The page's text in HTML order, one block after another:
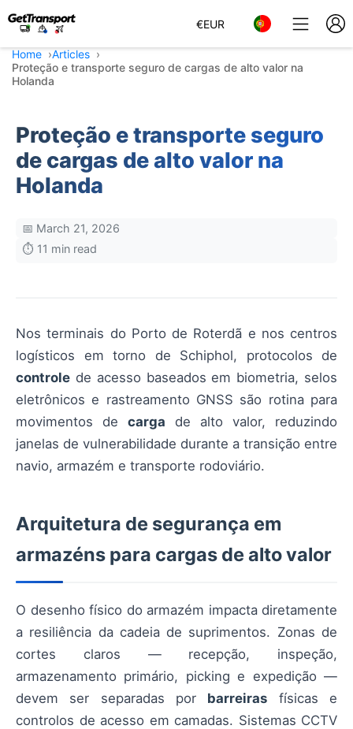
€EUR
Home
Articles
Proteção e transporte seguro de cargas de alto valor na
Holanda
Proteção e transporte seguro
de cargas de alto valor na
Holanda
📅 March 21, 2026
⏱️ 11 min read
Nos terminais do Porto de Roterdã e nos centros
logísticos em torno de Schiphol, protocolos de
controle de acesso baseados em biometria, selos
eletrônicos e rastreamento GNSS são rotina para
movimentos de carga de alto valor, reduzindo
janelas de vulnerabilidade durante a transição entre
navio, armazém e transporte rodoviário.
Arquitetura de segurança em
armazéns para cargas de alto valor
O desenho físico do armazém impacta diretamente
a resiliência da cadeia de suprimentos. Zonas de
cortes claros — recepção, inspeção,
armazenamento primário, picking e expedição —
devem ser separadas por barreiras físicas e
controlos de acesso em camadas. Sistemas CCTV